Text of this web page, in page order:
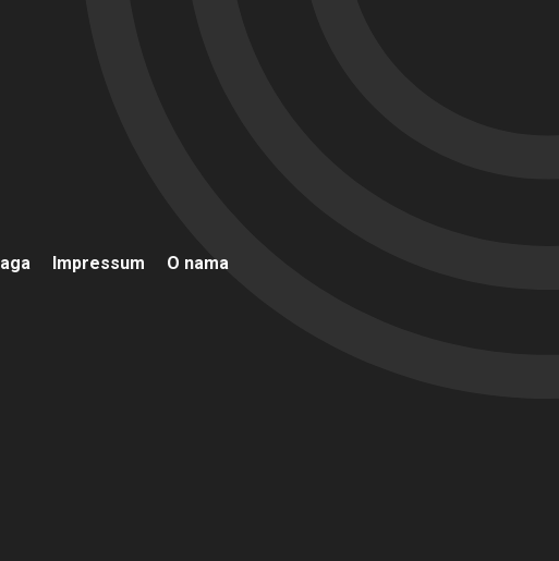
Impressum O nama